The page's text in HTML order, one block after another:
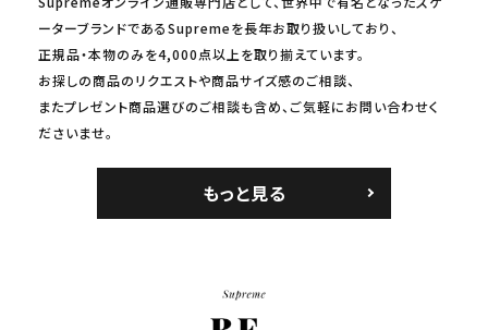
ーターブランドであるSupremeを長年お取り扱いしており、
正規品・本物のみを4,000点以上を取り揃えています。
お探しの商品のリクエストや商品サイズ感のご相談、
またプレゼント商品選びのご相談も含め、ご気軽にお問い合わせく
ださいませ。
もっと見る